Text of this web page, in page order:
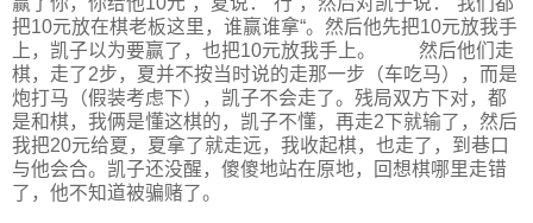
把10元放在棋老板这里，谁赢谁拿“。然后他先把10元放我手
上，凯子以为要赢了，也把10元放我手上。 然后他们走
棋，走了2步，夏并不按当时说的走那一步（车吃马），而是
炮打马（假装考虑下），凯子不会走了。残局双方下对，都
是和棋，我俩是懂这棋的，凯子不懂，再走2下就输了，然后
我把20元给夏，夏拿了就走远，我收起棋，也走了，到巷口
与他会合。凯子还没醒，傻傻地站在原地，回想棋哪里走错
了，他不知道被骗赌了。